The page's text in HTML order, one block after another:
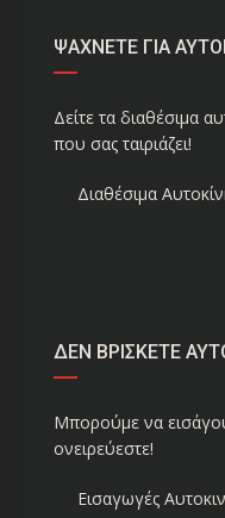
ΨΑΧΝΕΤΕ ΓΙΑ
Δείτε τα διαθέσιμα
που σας ταιριάζει!
Διαθέσιμα
ΔΕΝ ΒΡΙΣΚΕΤΕ
Μπορούμε να
ονειρεύεστε!
Εισαγωγές